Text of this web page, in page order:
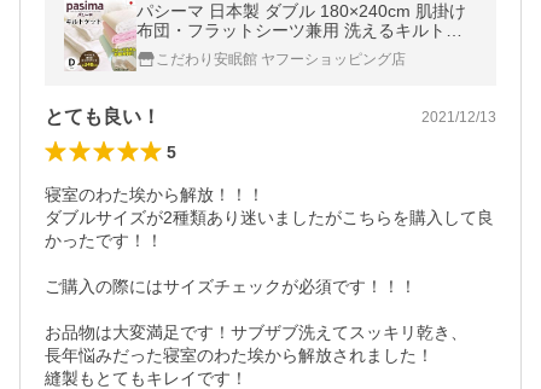
パシーマ 日本製 ダブル 180×240cm 肌掛け
布団・フラットシーツ兼用 洗えるキルトケ
ット ワイド pasima おまけ付き
こだわり安眠館 ヤフーショッピング店
とても良い！ 2021/12/13
5
寝室のわた埃から解放！！！
ダブルサイズが2種類あり迷いましたがこちらを購入して良
かったです！！
ご購入の際にはサイズチェックが必須です！！！
お品物は大変満足です！サブザブ洗えてスッキリ乾き、
長年悩みだった寝室のわた埃から解放されました！
縫製もとてもキレイです！